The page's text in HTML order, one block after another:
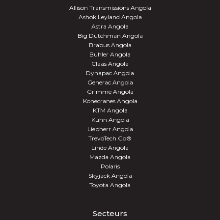
Allison Transmissions Angola
Ashok Leyland Angola
Astra Angola
Big Dutchman Angola
Brabus Angola
Buhler Angola
Claas Angola
Dynapac Angola
Generac Angola
Grimme Angola
Konecranes Angola
KTM Angola
Kuhn Angola
Liebherr Angola
TrevoTech Go®
Linde Angola
Mazda Angola
Polaris
Skyjack Angola
Toyota Angola
Secteurs